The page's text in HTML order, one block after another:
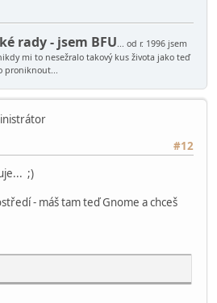
rady - jsem BFU ... od r. 1996 jsem
mi to nesežralo takový kus života jako teď
proniknout...
#12
;)
- máš tam teď Gnome a chceš